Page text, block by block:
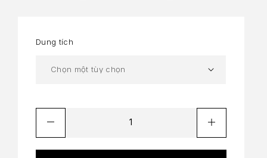
Dung tích